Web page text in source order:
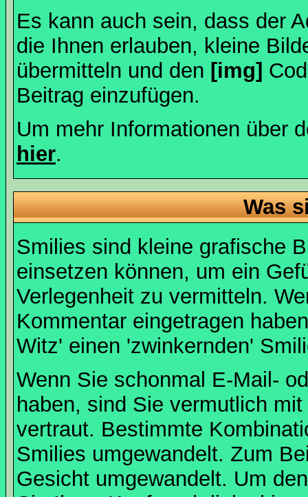
Es kann auch sein, dass der
die Ihnen erlauben, kleine
übermitteln und den [img]
Beitrag einzufügen.
Um mehr Informationen über
hier.
Was
Smilies sind kleine grafische
einsetzen können, um ein
Verlegenheit zu vermitteln.
Kommentar eingetragen
Witz' einen 'zwinkernden'
Wenn Sie schonmal E-Mail-
haben, sind Sie vermutlich
vertraut. Bestimmte
Smilies umgewandelt. Zum
Gesicht umgewandelt. Um